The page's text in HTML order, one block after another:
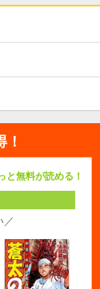
と無料が読める！
／